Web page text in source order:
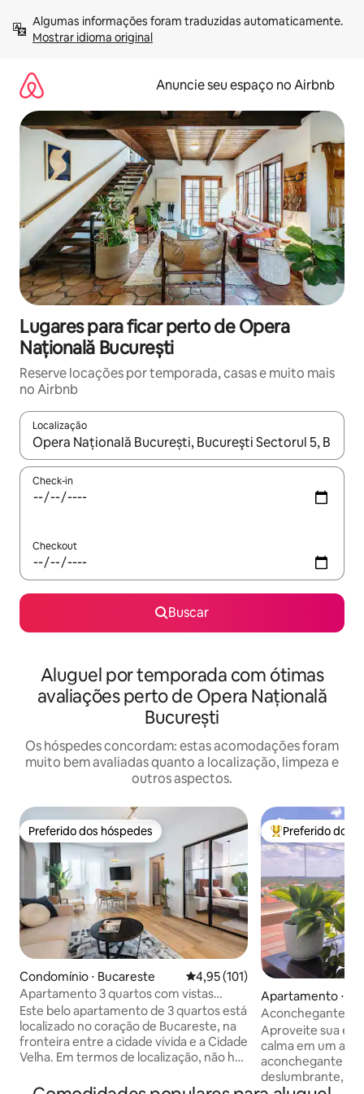
para
Mostrar idioma original
Anuncie seu espaço no Airbnb
Lugares para ficar perto de Opera
Națională București
Reserve locações por temporada, casas e muito mais
no Airbnb
Localização
Quando os resultados estiverem disponíveis, explore-os
Check-in
Checkout
Buscar
Aluguel por temporada com ótimas
avaliações perto de Opera Națională
București
Os hóspedes concordam: estas acomodações foram
muito bem avaliadas quanto a localização, limpeza e
outros aspectos.
Preferido dos hóspedes
Preferido dos hóspedes
Condomínio ⋅ Bucareste 4,95 de uma avaliação média de
4,95 (101)
Apartamento 3 quartos com vistas
soberbas | 3 varandas + estacionamento
Este belo apartamento de 3 quartos está
localizado no coração de Bucareste, na
fronteira entre a cidade vívida e a Cidade
Velha. Em termos de localização, não há
você tem vistas incríveis da cidade. O
Entre os
Preferido dos
Apartamento ⋅
Aconchegante
cobertura -
Aproveite sua
calma em um
aconchegante e
deslumbrante, a